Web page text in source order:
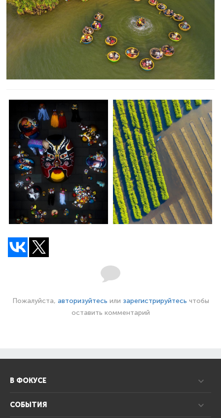
Пожалуйста, авторизуйтесь или зарегистрируйтесь чтобы
оставить комментарий
В ФОКУСЕ
СОБЫТИЯ